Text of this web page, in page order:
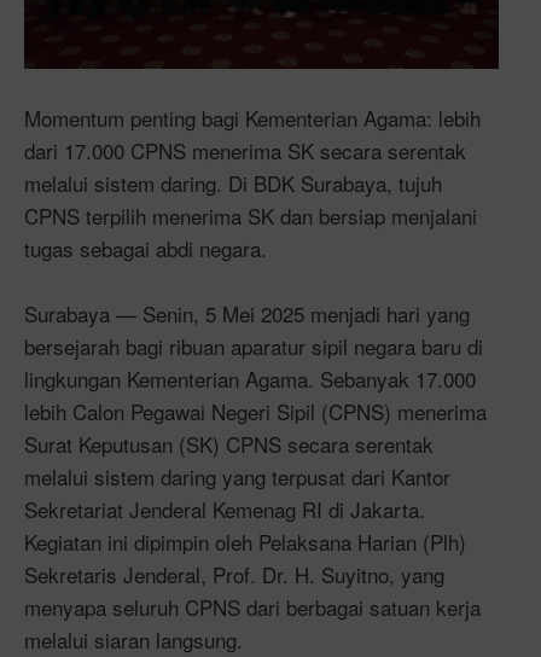
Momentum penting bagi Kementerian Agama: lebih
dari 17.000 CPNS menerima SK secara serentak
melalui sistem daring. Di BDK Surabaya, tujuh
CPNS terpilih menerima SK dan bersiap menjalani
tugas sebagai abdi negara.
Surabaya — Senin, 5 Mei 2025 menjadi hari yang
bersejarah bagi ribuan aparatur sipil negara baru di
lingkungan Kementerian Agama. Sebanyak 17.000
lebih Calon Pegawai Negeri Sipil (CPNS) menerima
Surat Keputusan (SK) CPNS secara serentak
melalui sistem daring yang terpusat dari Kantor
Sekretariat Jenderal Kemenag RI di Jakarta.
Kegiatan ini dipimpin oleh Pelaksana Harian (Plh)
Sekretaris Jenderal, Prof. Dr. H. Suyitno, yang
menyapa seluruh CPNS dari berbagai satuan kerja
melalui siaran langsung.